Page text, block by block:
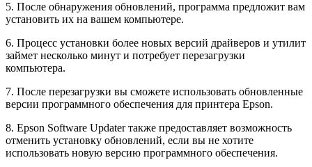
5. После обнаружения обновлений, программа предложит вам
установить их на вашем компьютере.
6. Процесс установки более новых версий драйверов и утилит
займет несколько минут и потребует перезагрузки
компьютера.
7. После перезагрузки вы сможете использовать обновленные
версии программного обеспечения для принтера Epson.
8. Epson Software Updater также предоставляет возможность
отменить установку обновлений, если вы не хотите
использовать новую версию программного обеспечения.